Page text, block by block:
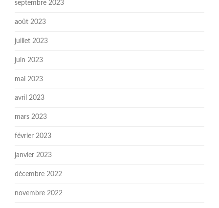
septembre 2023
août 2023
juillet 2023
juin 2023
mai 2023
avril 2023
mars 2023
février 2023
janvier 2023
décembre 2022
novembre 2022